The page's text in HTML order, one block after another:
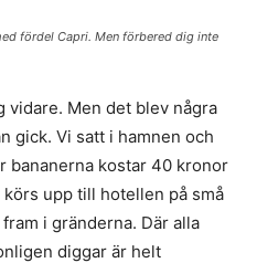
fördel Capri. Men förbered dig inte
vidare. Men det blev några
gick. Vi satt i hamnen och
bananerna kostar 40 kronor
upp till hotellen på små
i gränderna. Där alla
diggar är helt